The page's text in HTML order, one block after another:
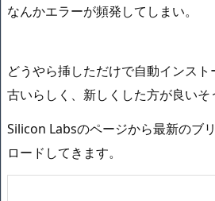
なんかエラーが頻発してしまい。
どうやら挿しただけで自動インス
古いらしく、新しくした方が良いそ
Silicon Labsのページから最新のブ
ロードしてきます。